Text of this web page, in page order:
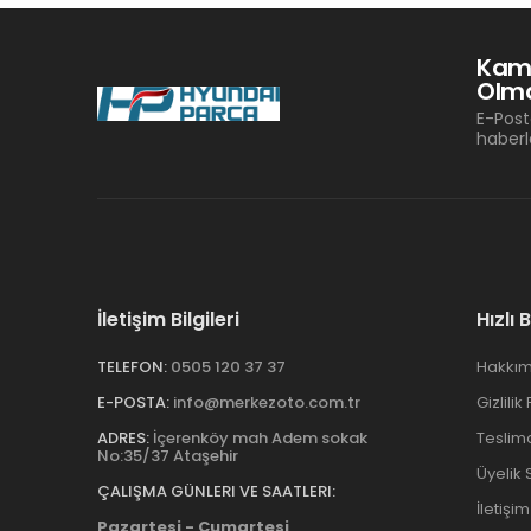
E-
İletişim Bilgileri
TELEFON: 0505 120 37 37
E-POSTA: info@merkezoto.com.tr
ADRES: İçerenköy mah Adem sokak
No:35/37 Ataşehir
ÇALIŞMA GÜNLERI VE SAATLERI:
Gizlilik
Üyelik
İletişim